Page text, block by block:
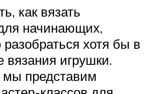
как вязать
начинающих,
хотя бы в
вязания игрушки.
мы представим